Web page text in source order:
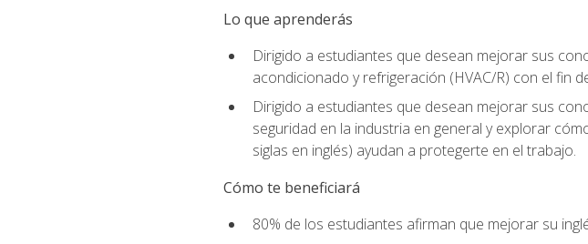
Lo que aprenderás
Dirigido a estudiantes que desean mejorar sus
acondicionado y refrigeración (HVAC/R) con el fin
Dirigido a estudiantes que desean mejorar sus
seguridad en la industria en general y explorar
siglas en inglés) ayudan a protegerte en el trabajo.
Cómo te beneficiará
80% de los estudiantes afirman que mejorar su